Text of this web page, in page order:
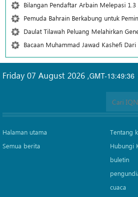
Bilangan Pendaftar Arbain Melepasi 1.3
Pemuda Bahrain Berkabung untuk
Daulat Tilawah Peluang Melahirkan
Bacaan Muhammad Jawad Kashefi
GMT-13:49:36
Friday 07 August 2026 ,
Halaman utama
Semua berita
Tentang
Hubungi
buletin
cuaca